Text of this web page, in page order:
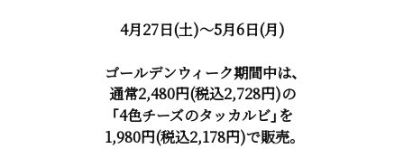
4月27日(土)～5月6日(月)
ゴールデンウィーク期間中は、
通常2,480円(税込2,728円)の
「4色チーズのタッカルビ」を
1,980円(税込2,178円)で販売。